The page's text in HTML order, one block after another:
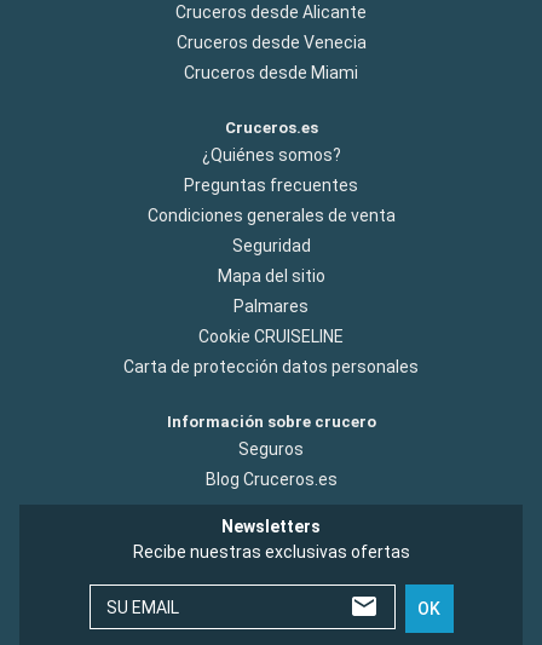
Cruceros desde Alicante
Cruceros desde Venecia
Cruceros desde Miami
Cruceros.es
¿Quiénes somos?
Preguntas frecuentes
Condiciones generales de venta
Seguridad
Mapa del sitio
Palmares
Cookie CRUISELINE
Carta de protección datos personales
Información sobre crucero
Seguros
Blog Cruceros.es
Newsletters
Recibe nuestras exclusivas ofertas
SU EMAIL OK